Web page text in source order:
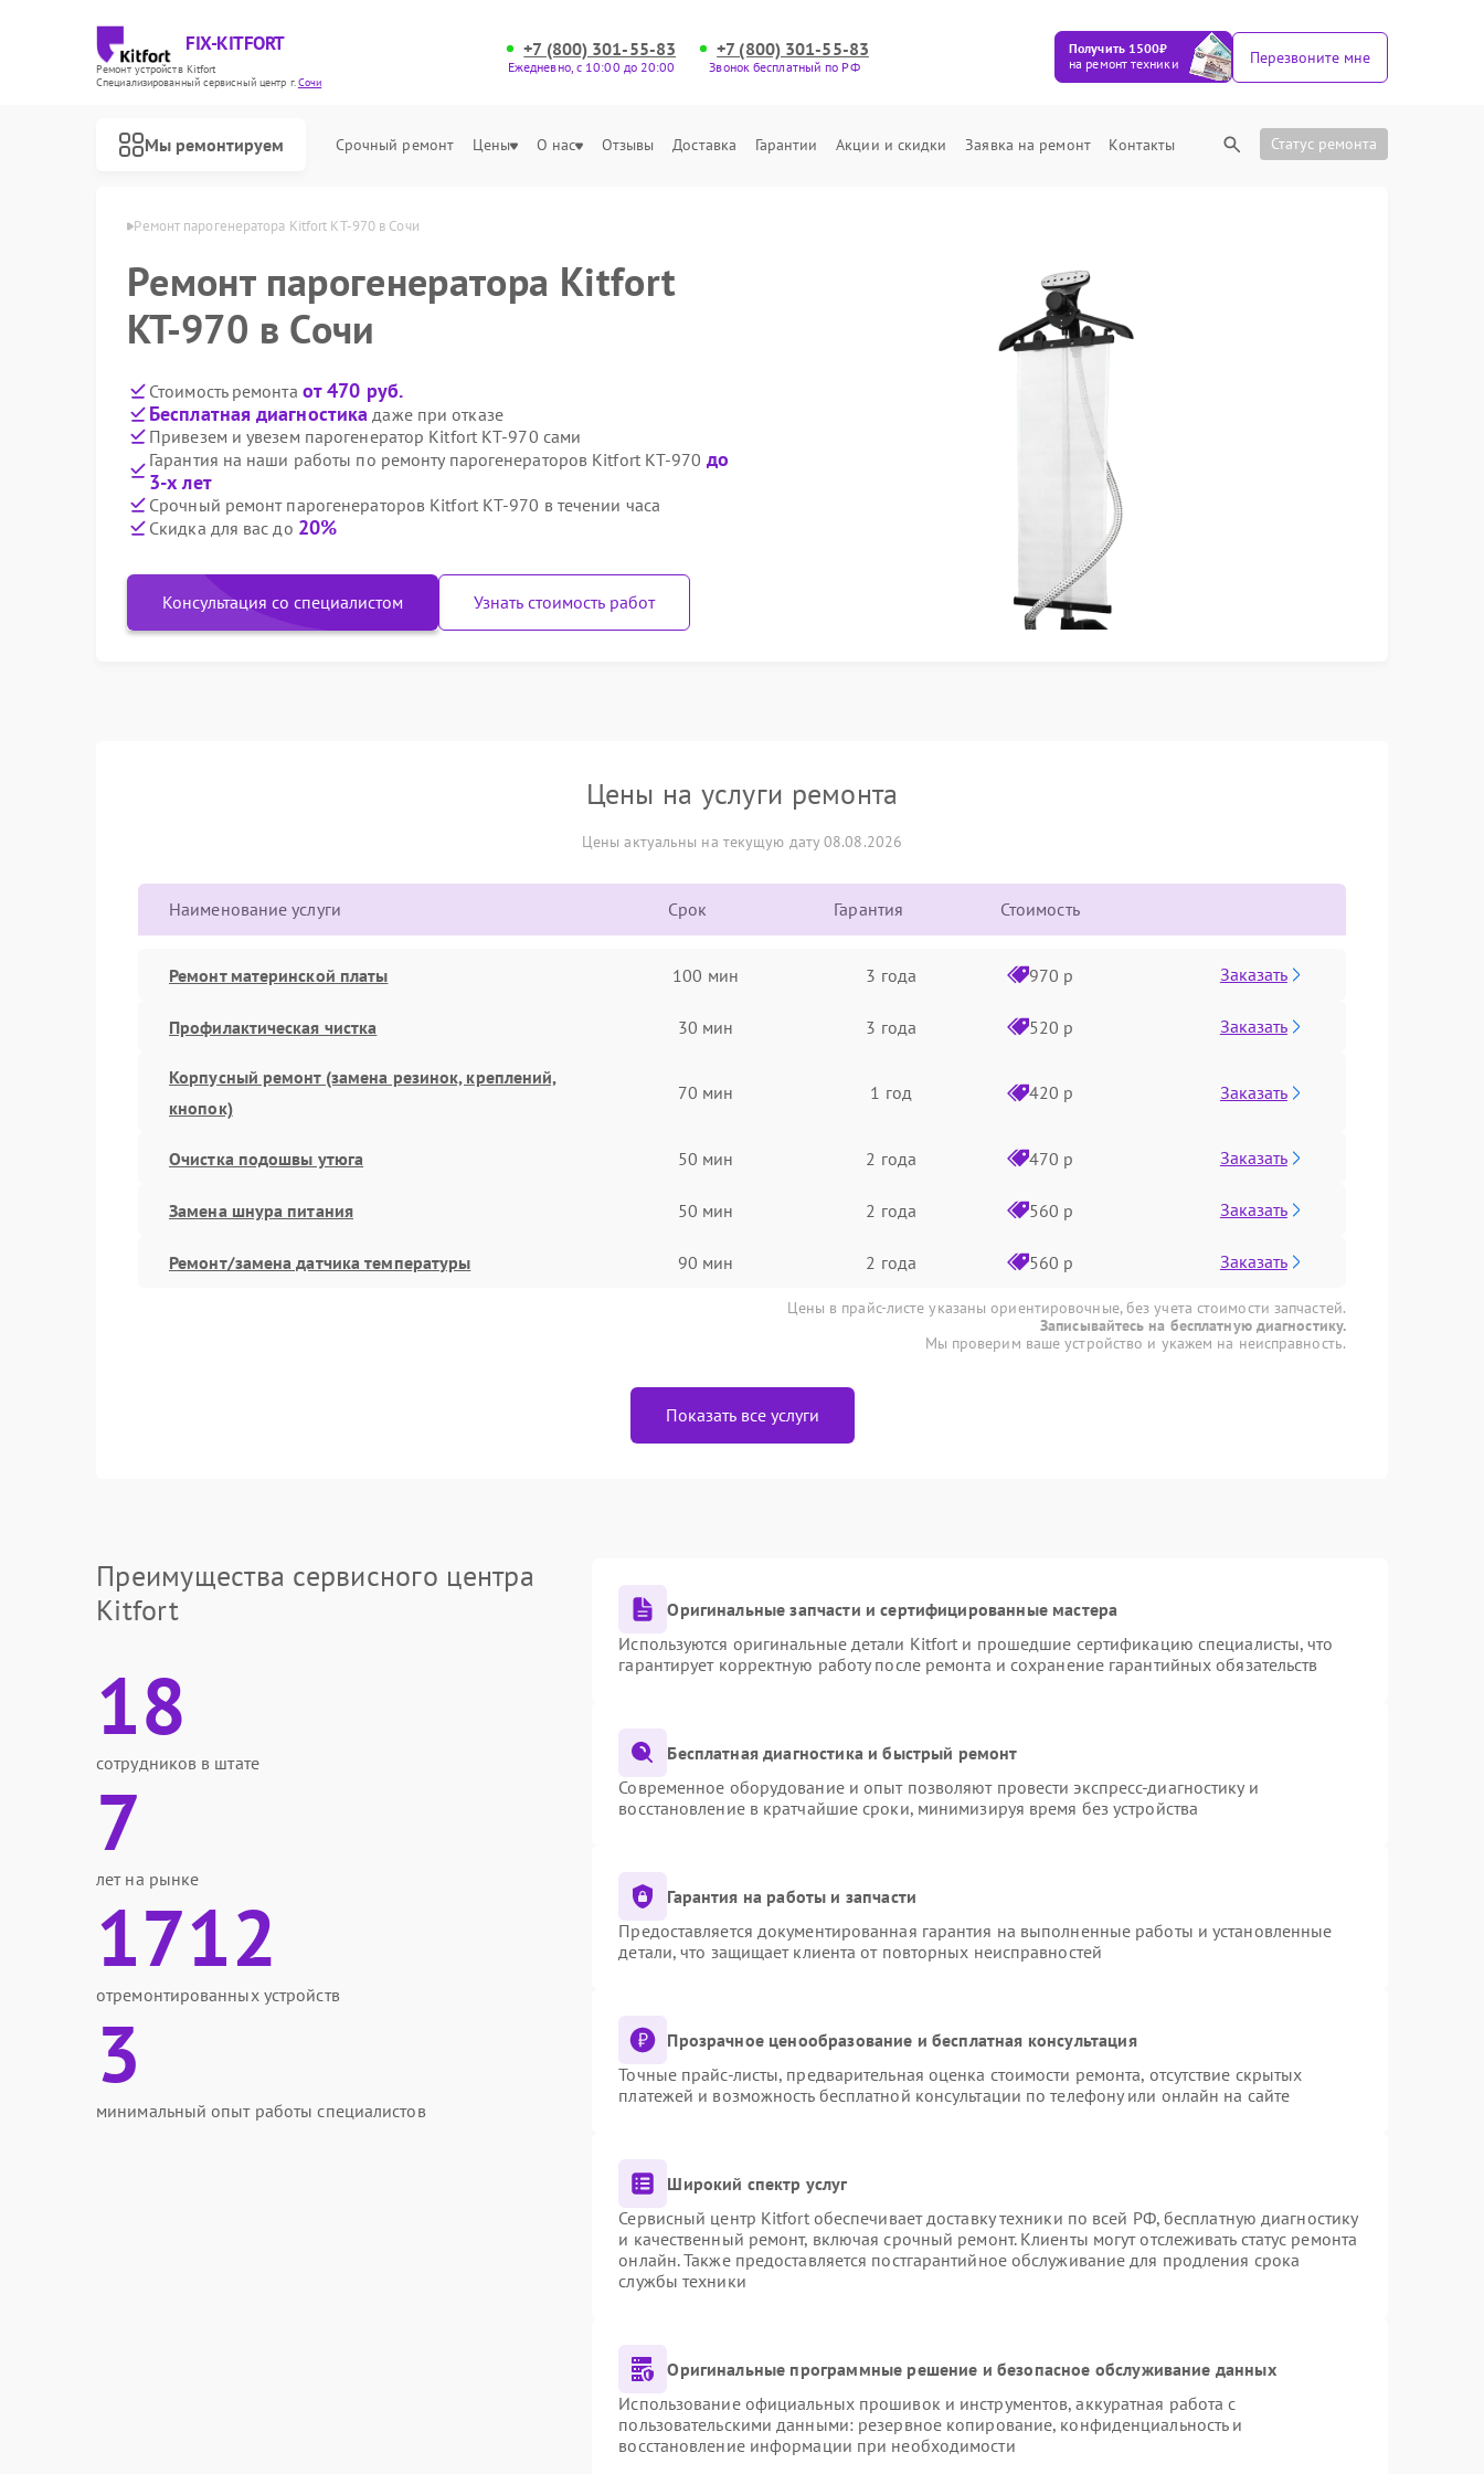
FIX-KITFORT
Ремонт устройств Kitfort
Специализированный cервисный центр г.Сочи
+7 (800) 301-55-83
Ежедневно, с 10:00 до 20:00
+7 (800) 301-55-83
Звонок бесплатный по РФ
Получить 1500₽
на ремонт техники
Перезвоните мне
Мы ремонтируем Срочный ремонт Цены О нас Отзывы Доставка Гарантии Акции и скидки Заявка на ремонт Контакты Статус ремонта
Kitfort в Сочи Ремонт парогенератора Kitfort КТ-970 в Сочи
Ремонт парогенератора Kitfort
КТ-970 в Сочи
Стоимость ремонта от 470 руб.
Бесплатная диагностика даже при отказе
Привезем и увезем парогенератор Kitfort КТ-970 сами
Гарантия на наши работы по ремонту парогенераторов Kitfort КТ-970 до
3-х лет
Срочный ремонт парогенераторов Kitfort КТ-970 в течении часа
Скидка для вас до 20%
Консультация со специалистом Узнать стоимость работ
Цены на услуги ремонта
Цены актуальны на текущую дату 08.08.2026
Наименование услуги Срок Гарантия Стоимость
Ремонт материнской платы 100 мин 3 года 970 р Заказать
Профилактическая чистка 30 мин 3 года 520 р Заказать
Корпусный ремонт (замена резинок, креплений,
кнопок)
70 мин 1 год 420 р Заказать
Очистка подошвы утюга 50 мин 2 года 470 р Заказать
Замена шнура питания 50 мин 2 года 560 р Заказать
Ремонт/замена датчика температуры 90 мин 2 года 560 р Заказать
Цены в прайс-листе указаны ориентировочные, без учета стоимости запчастей.
Записывайтесь на бесплатную диагностику.
Мы проверим ваше устройство и укажем на неисправность.
Показать все услуги
Преимущества сервисного центра
Kitfort
18
сотрудников в штате
7
лет на рынке
1712
отремонтированных устройств
3
минимальный опыт работы специалистов
Оригинальные запчасти и сертифицированные мастера
Используются оригинальные детали Kitfort и прошедшие сертификацию специалисты, что
гарантирует корректную работу после ремонта и сохранение гарантийных обязательств
Бесплатная диагностика и быстрый ремонт
Современное оборудование и опыт позволяют провести экспресс-диагностику и
восстановление в кратчайшие сроки, минимизируя время без устройства
Гарантия на работы и запчасти
Предоставляется документированная гарантия на выполненные работы и установленные
детали, что защищает клиента от повторных неисправностей
Прозрачное ценообразование и бесплатная консультация
Точные прайс-листы, предварительная оценка стоимости ремонта, отсутствие скрытых
платежей и возможность бесплатной консультации по телефону или онлайн на сайте
Широкий спектр услуг
Сервисный центр Kitfort обеспечивает доставку техники по всей РФ, бесплатную диагностику
и качественный ремонт, включая срочный ремонт. Клиенты могут отслеживать статус ремонта
онлайн. Также предоставляется постгарантийное обслуживание для продления срока
службы техники
Оригинальные программные решение и безопасное обслуживание данных
Использование официальных прошивок и инструментов, аккуратная работа с
пользовательскими данными: резервное копирование, конфиденциальность и
восстановление информации при необходимости